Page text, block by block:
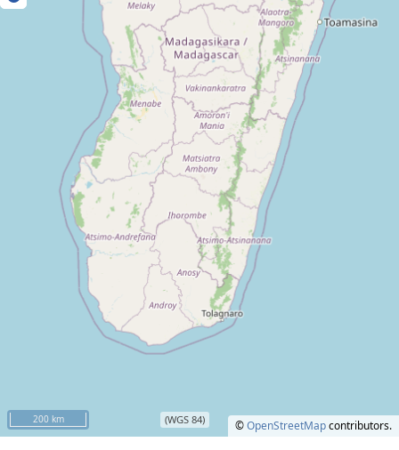
©OpenStreetMapcontributors.
200 km (WGS 84)